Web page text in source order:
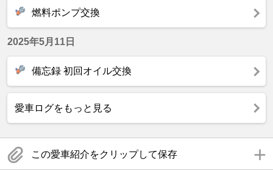
燃料ポンプ交換
2025年5月11日
備忘録 初回オイル交換
愛車ログをもっと見る
この愛車紹介をクリップして保存